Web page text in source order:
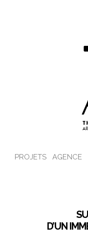
PROJETS AGENCE
D’UN